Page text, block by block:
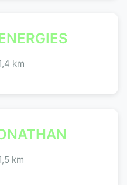
km
km